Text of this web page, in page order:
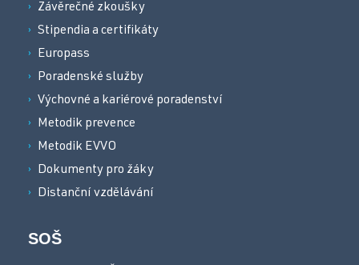
Závěrečné zkoušky
Stipendia a certifikáty
Europass
Poradenské služby
Výchovné a kariérové poradenství
Metodik prevence
Metodik EVVO
Dokumenty pro žáky
Distanční vzdělávání
SOŠ